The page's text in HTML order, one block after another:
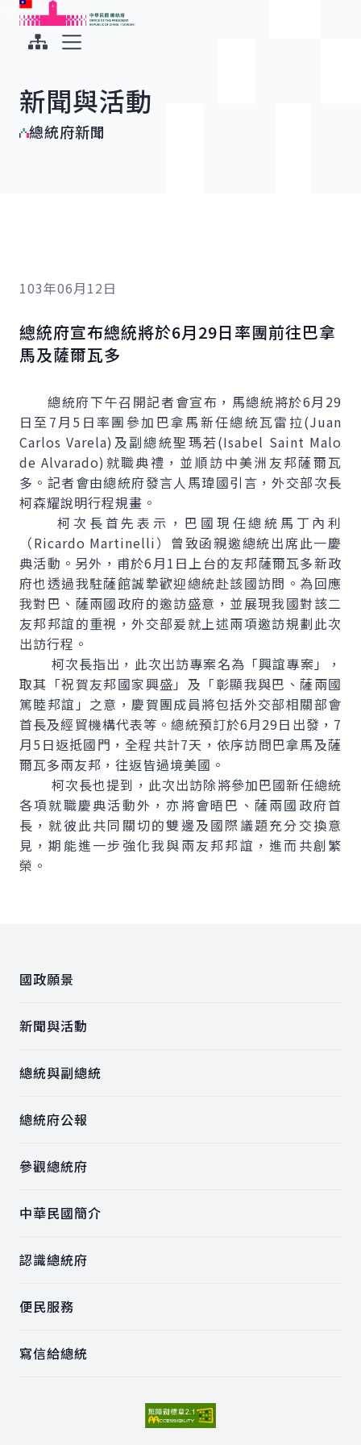
跳到主要內容
中華民國總統府
新聞與活動
總統府新聞
103年06月12日
總統府宣布總統將於6月29日率團前往巴拿
馬及薩爾瓦多
總統府下午召開記者會宣布，馬總統將於6月29
日至7月5日率團參加巴拿馬新任總統瓦雷拉(Juan
Carlos Varela)及副總統聖瑪若(Isabel Saint Malo
de Alvarado)就職典禮，並順訪中美洲友邦薩爾瓦
多。記者會由總統府發言人馬瑋國引言，外交部次長
柯森耀說明行程規畫。
柯次長首先表示，巴國現任總統馬丁內利
（Ricardo Martinelli）曾致函親邀總統出席此一慶
典活動。另外，甫於6月1日上台的友邦薩爾瓦多新政
府也透過我駐薩館誠摯歡迎總統赴該國訪問。為回應
我對巴、薩兩國政府的邀訪盛意，並展現我國對該二
友邦邦誼的重視，外交部爰就上述兩項邀訪規劃此次
出訪行程。
柯次長指出，此次出訪專案名為「興誼專案」，
取其「祝賀友邦國家興盛」及「彰顯我與巴、薩兩國
篤睦邦誼」之意，慶賀團成員將包括外交部相關部會
首長及經貿機構代表等。總統預訂於6月29日出發，7
月5日返抵國門，全程共計7天，依序訪問巴拿馬及薩
爾瓦多兩友邦，往返皆過境美國。
柯次長也提到，此次出訪除將參加巴國新任總統
各項就職慶典活動外，亦將會晤巴、薩兩國政府首
長，就彼此共同關切的雙邊及國際議題充分交換意
見，期能進一步強化我與兩友邦邦誼，進而共創繁
榮。
國政願景
新聞與活動
總統與副總統
總統府公報
參觀總統府
中華民國簡介
認識總統府
便民服務
寫信給總統